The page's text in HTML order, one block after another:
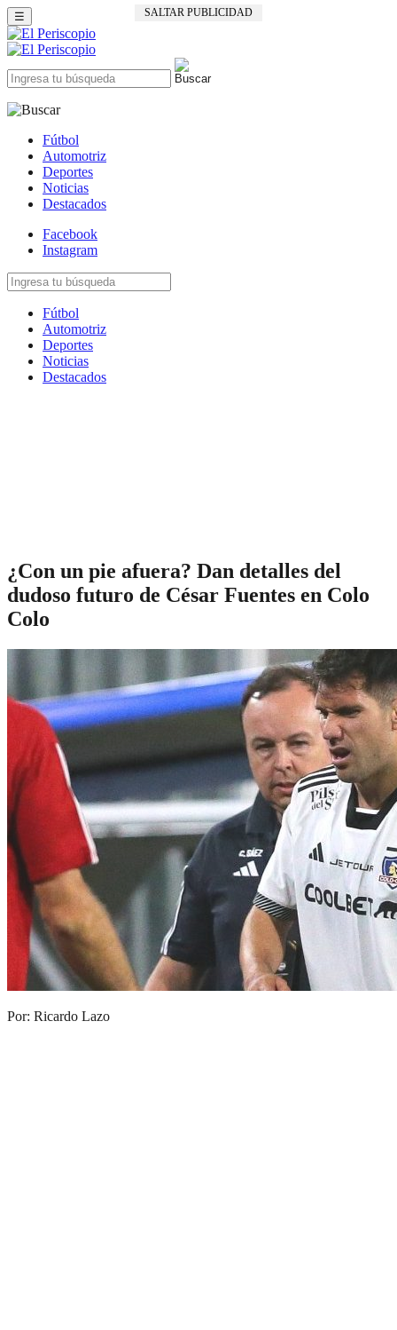
SALTAR PUBLICIDAD
☰
Fútbol
Automotriz
Deportes
Noticias
Destacados
Facebook
Instagram
Fútbol
Automotriz
Deportes
Noticias
Destacados
¿Con un pie afuera? Dan detalles del
dudoso futuro de César Fuentes en Colo
Colo
Por: Ricardo Lazo